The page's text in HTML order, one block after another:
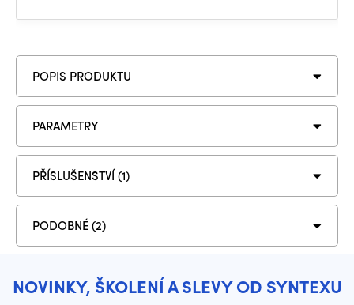
POPIS PRODUKTU
PARAMETRY
PŘÍSLUŠENSTVÍ (1)
PODOBNÉ (2)
NOVINKY, ŠKOLENÍ A SLEVY OD SYNTEXU